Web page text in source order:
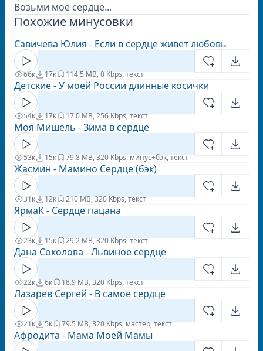
Возьми моё сердце...
Похожие минусовки
Савичева Юлия - Если в сердце живет любовь
66к 17к 114.5 MB, 0 Kbps, текст
Детские - У моей России длинные косички
54к 17к 17.0 MB, 256 Kbps, текст
Моя Мишель - Зима в сердце
53к 15к 79.8 MB, 320 Kbps, минус+бэк, текст
Жасмин - Мамино Сердце (бэк)
31к 12к 210 MB, 320 Kbps, текст
ЯрмаК - Сердце пацана
23к 15к 29.2 MB, 320 Kbps, текст
Дана Соколова - Львиное сердце
22к 6к 18.9 MB, 320 Kbps, текст
Лазарев Сергей - В самое сердце
21к 5к 79.5 MB, 320 Kbps, мастер, текст
Афродита - Мама Моей Мамы